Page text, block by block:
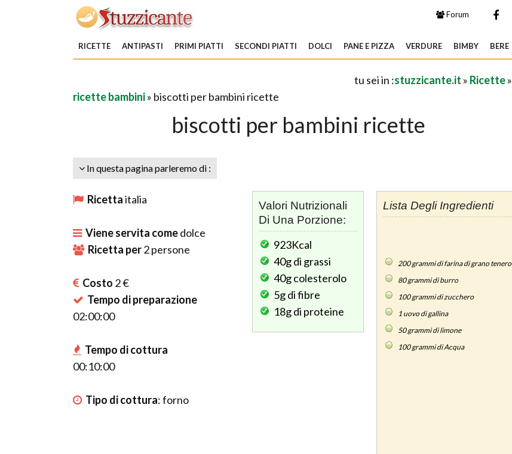
Forum
RICETTE ANTIPASTI PRIMI PIATTI SECONDI PIATTI DOLCI PANE E PIZZA VERDURE BIMBY BERE
tu sei in :stuzzicante.it » Ricette»
ricette bambini» biscotti per bambini ricette
biscotti per bambini ricette
In questa pagina parleremo di :
Ricettaitalia
Viene servita comedolce
Ricetta per2persone
Costo 2 €
Tempo di preparazione
02:00:00
Tempo di cottura
00:10:00
Tipo di cottura:forno
Lista Degli Ingredienti
200grammi di farina di grano tenero
80grammi di burro
100grammi di zucchero
1uovo di gallina
50grammi di limone
100grammi di Acqua
Valori Nutrizionali
Di Una Porzione:
923Kcal
40gdi grassi
40gcolesterolo
5gdi fibre
18gdi proteine